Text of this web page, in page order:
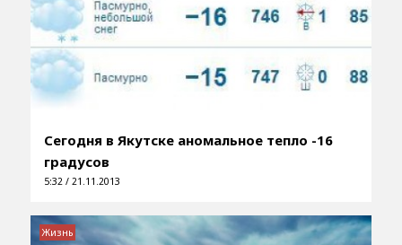
Сегодня в Якутске аномальное тепло -16
градусов
5:32 / 21.11.2013
Жизнь